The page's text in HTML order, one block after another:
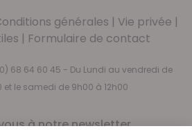
générales | Vie privée |
| Formulaire de contact
68 64 60 45 - Du Lundi au vendredi de
et le samedi de 9h00 à 12h00
à notre newsletter